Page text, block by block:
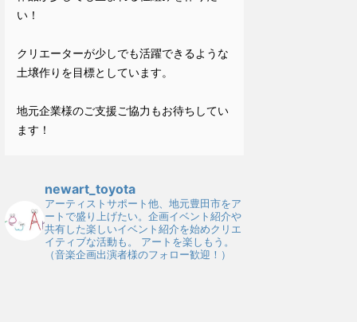
い！
クリエーターが少しでも活躍できるような
土壌作りを目標としています。
地元企業様のご支援ご協力もお待ちしてい
ます！
newart_toyota
アーティストサポート他、地元豊田市をア
ートで盛り上げたい。企画イベント紹介や
共有した楽しいイベント紹介を始めクリエ
イティブな活動も。
アートを楽しもう。
（音楽企画出演者様のフォロー歓迎！）